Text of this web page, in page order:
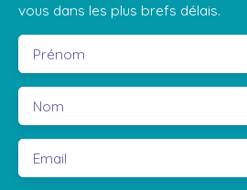
vous dans les plus brefs délais.
Prénom
Nom
Email